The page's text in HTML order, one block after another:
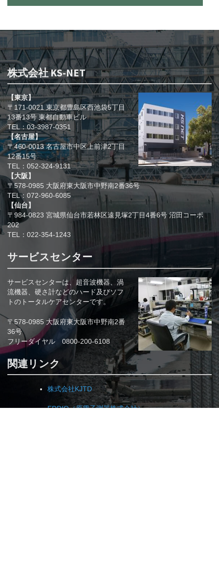
株式会社 KS-NET
【東京】
〒171-0021 東京都豊島区西池袋5丁目
13番13号 東都自動車ビル
TEL：03-3987-0351
【名古屋】
〒460-0013 名古屋市中区上前津2丁目
12番15号
TEL：052-324-9131
【大阪】
〒578-0985 大阪府東大阪市中野南2番36号
TEL：072-960-6085
【仙台】
〒984-0823 宮城県仙台市若林区遠見塚2丁目4番6号 沼田コーポ
202
TEL：022-354-1243
サービスセンター
サービスセンターは、超音波機器、渦
流機器、硬さ計などのハード及びソフ
トのトータルケアセンターです。
〒578-0985 大阪府東大阪市中野南2番
36号
フリーダイヤル 0800-200-6108
関連リンク
株式会社KJTD
EDDIO（原電子測器株式会社）